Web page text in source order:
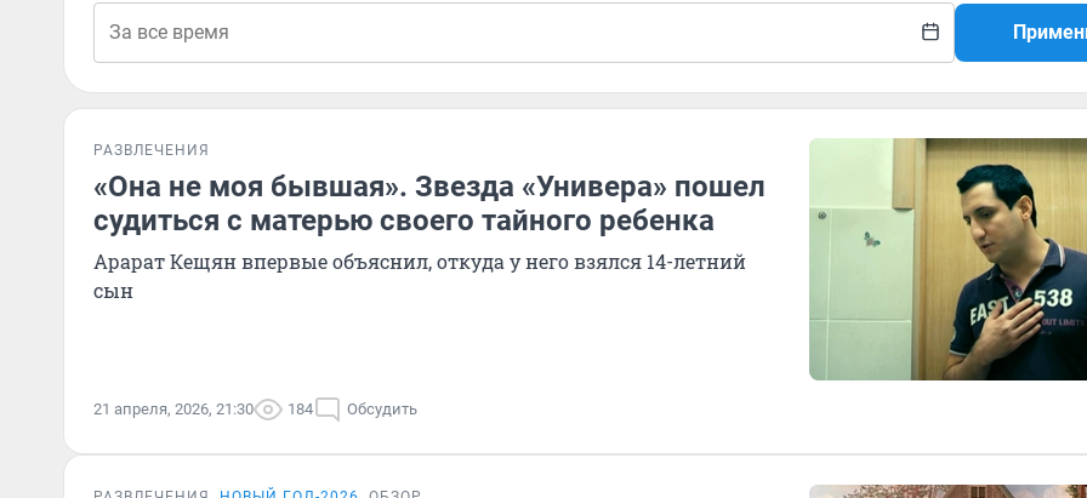
РАЗВЛЕЧЕНИЯ
«Она не моя бывшая». Звезда «Универа» пошел
судиться с матерью своего тайного ребенка
Арарат Кещян впервые объяснил, откуда у него взялся 14-летний
сын
21 апреля, 2026, 21:30 184 Обсудить